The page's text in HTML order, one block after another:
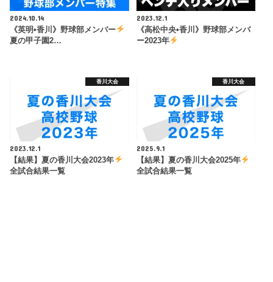
2024.10.14
《英明•香川》野球部メンバー
夏の甲子園2…
2023.12.1
《高松中央•香川》野球部メンバ
ー2023年
香川大会
2023.12.1
【結果】夏の香川大会2023年
全試合結果一覧
香川大会
2025.9.1
【結果】夏の香川大会2025年
全試合結果一覧